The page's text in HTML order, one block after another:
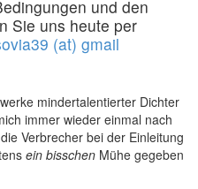
und den
Sie uns heute per
(at) gmail
mindertalentierter Dichter
immer wieder einmal nach
Verbrecher bei der Einleitung
ein bisschen Mühe gegeben